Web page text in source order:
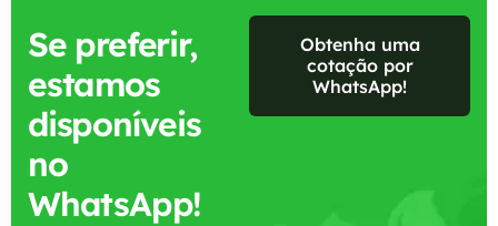
Se preferir,
estamos
disponíveis
no
WhatsApp!
Obtenha uma
cotação por
WhatsApp!